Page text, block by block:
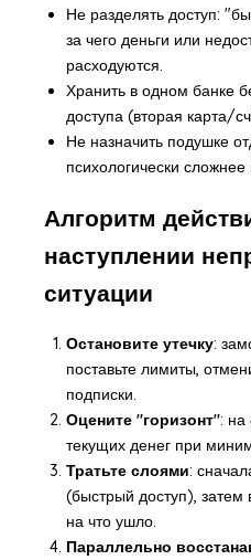
Не разделять доступ:
за чего деньги или
расходуются.
Хранить в одном банке
доступа (вторая карта/
Не назначить подушке
психологически сложнее
Алгоритм
наступлении
ситуации
Остановите утечку:
поставьте лимиты,
подписки.
Оцените "горизонт": на
текущих денег при
Тратьте слоями:
(быстрый доступ), затем
на что ушло.
Параллельно